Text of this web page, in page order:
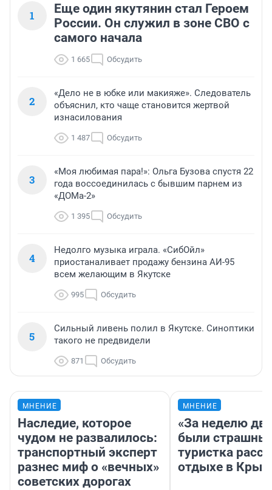
1
Еще один якутянин стал Героем
России. Он служил в зоне СВО с
самого начала
1 665 Обсудить
2
«Дело не в юбке или макияже». Следователь
объяснил, кто чаще становится жертвой
изнасилования
1 487 Обсудить
3
«Моя любимая пара!»: Ольга Бузова спустя 22
года воссоединилась с бывшим парнем из
«ДОМа-2»
1 395 Обсудить
4
Недолго музыка играла. «СибОйл»
приостаналивает продажу бензина АИ-95
всем желающим в Якутске
995 Обсудить
5
Сильный ливень полил в Якутске. Синоптики
такого не предвидели
871 Обсудить
МНЕНИЕ
Наследие, которое
чудом не развалилось:
транспортный эксперт
разнес миф о «вечных»
советских дорогах
МНЕНИЕ
«За неделю
были
туристка
отдыхе в